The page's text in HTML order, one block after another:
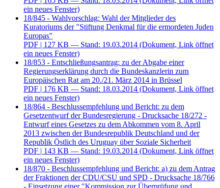
ein neues Fenster)
18/845 - Wahlvorschlag: Wahl der Mitglieder des
Kuratoriums der "Stiftung Denkmal für die ermordeten Juden
Europas"
PDF | 127 KB — Stand: 19.03.2014 (Dokument, Link öffnet
ein neues Fenster)
18/853 - Entschließungsantrag: zu der Abgabe einer
Regierungserklärung durch die Bundeskanzlerin zum
Europäischen Rat am 20./21. März 2014 in Brüssel
PDF | 176 KB — Stand: 18.03.2014 (Dokument, Link öffnet
ein neues Fenster)
18/864 - Beschlussempfehlung und Bericht: zu dem
Gesetzentwurf der Bundesregierung - Drucksache 18/272 -
Entwurf eines Gesetzes zu dem Abkommen vom 8. April
2013 zwischen der Bundesrepublik Deutschland und der
Republik Östlich des Uruguay über Soziale Sicherheit
PDF | 143 KB — Stand: 19.03.2014 (Dokument, Link öffnet
ein neues Fenster)
18/870 - Beschlussempfehlung und Bericht: a) zu dem Antrag
der Fraktionen der CDU/CSU und SPD - Drucksache 18/766
- Einsetzung einer "Kommission zur Überprüfung und